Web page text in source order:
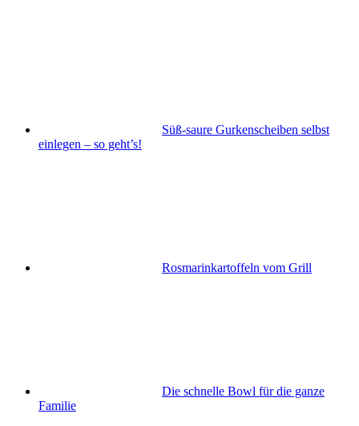
Süß-saure Gurkenscheiben selbst
einlegen – so geht’s!
Rosmarinkartoffeln vom Grill
Die schnelle Bowl für die ganze
Familie